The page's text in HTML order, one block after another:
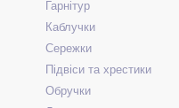
Гарнітур
Каблучки
Сережки
Підвіси та хрестики
Обручки